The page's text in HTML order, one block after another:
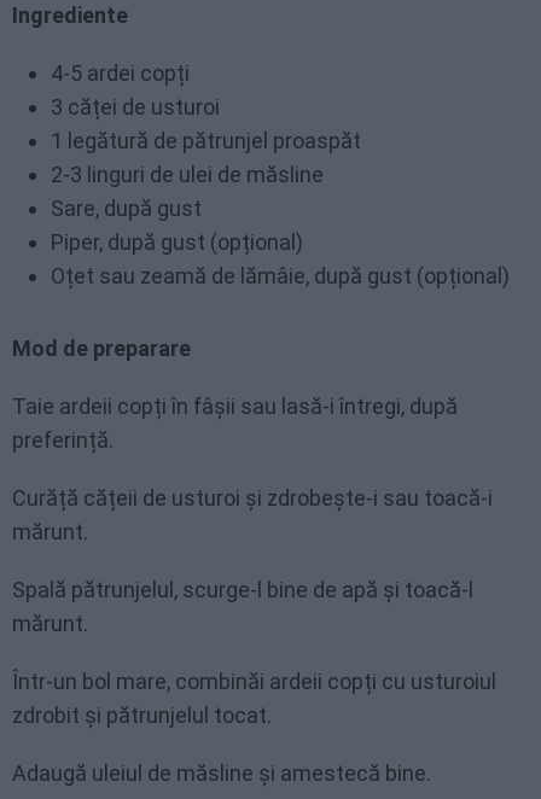
Ingrediente
4-5 ardei copți
3 căței de usturoi
1 legătură de pătrunjel proaspăt
2-3 linguri de ulei de măsline
Sare, după gust
Piper, după gust (opțional)
Oțet sau zeamă de lămâie, după gust (opțional)
Mod de preparare
Taie ardeii copți în fâșii sau lasă-i întregi, după
preferință.
Curăță cățeii de usturoi și zdrobește-i sau toacă-i
mărunt.
Spală pătrunjelul, scurge-l bine de apă și toacă-l
mărunt.
Într-un bol mare, combinăi ardeii copți cu usturoiul
zdrobit și pătrunjelul tocat.
Adaugă uleiul de măsline și amestecă bine.